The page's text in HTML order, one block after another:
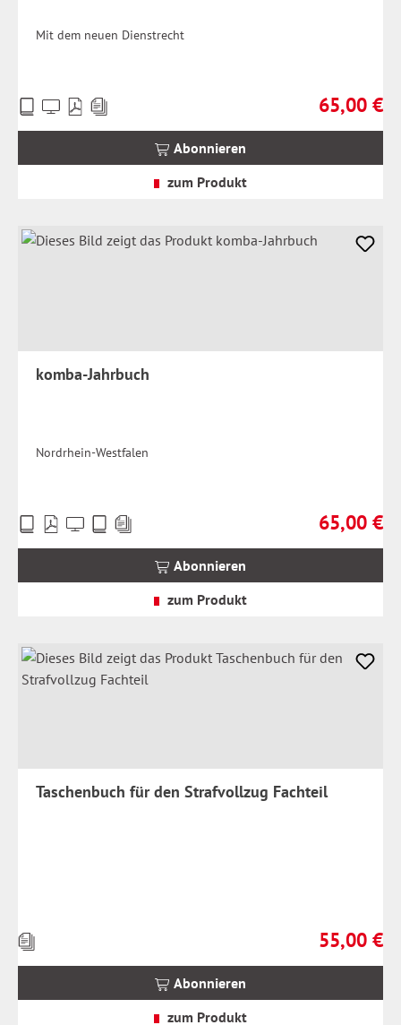
Mit dem neuen Dienstrecht
Regulärer
65,00 €
Preise
inkl.
Abonnieren
zum Produkt
komba-Jahrbuch
Nordrhein-Westfalen
Regulärer
65,00 €
Preise
inkl.
Abonnieren
zum Produkt
Taschenbuch für den Strafvollzug Fachteil
Regulärer
55,00 €
Preise
inkl.
Abonnieren
zum Produkt